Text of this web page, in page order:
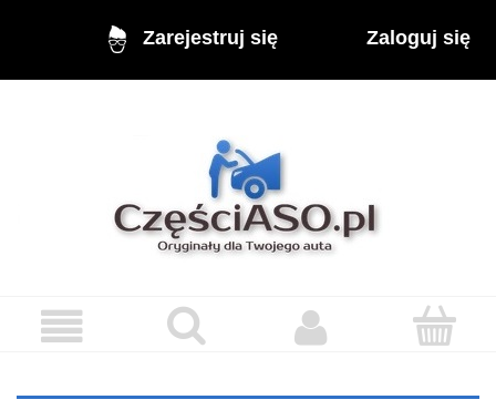
Zarejestruj się Zaloguj się